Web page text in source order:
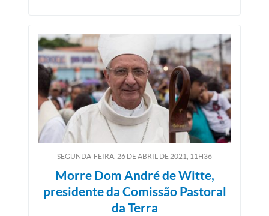
SEGUNDA-FEIRA, 26 DEABRIL DE 2021, 11H36
Morre Dom André de Witte,
presidente da Comissão Pastoral
da Terra